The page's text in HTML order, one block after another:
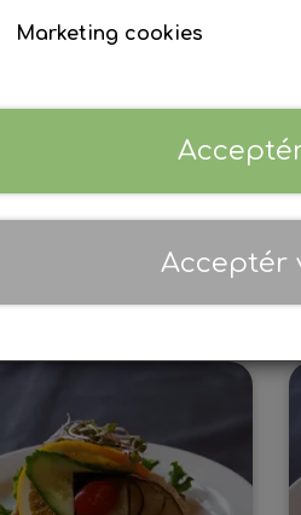
Smørrebrød - Æg &
rejer
Tilføj til kurv
Marketing cookies
Acceptér